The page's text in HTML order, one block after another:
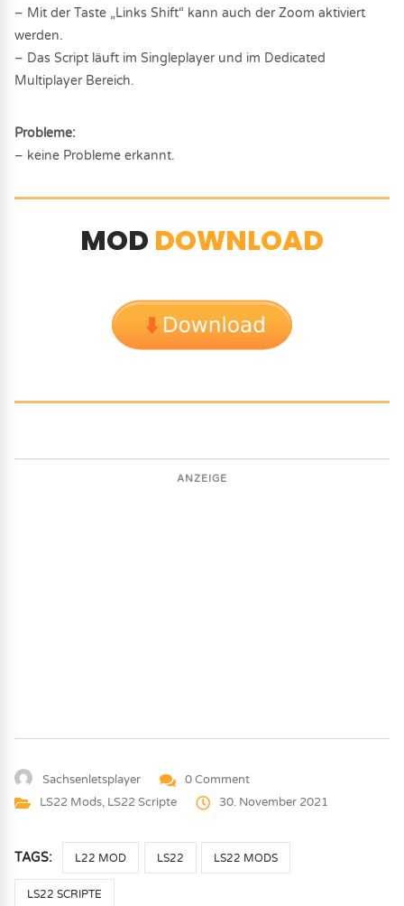
– Mit der Taste „Links Shift“ kann auch der Zoom aktiviert
werden.
– Das Script läuft im Singleplayer und im Dedicated
Multiplayer Bereich.
Probleme:
– keine Probleme erkannt.
MOD DOWNLOAD
ANZEIGE
Sachsenletsplayer
0 Comment
LS22 Mods, LS22 Scripte 30. November 2021
TAGS: L22 MOD LS22 LS22 MODS
LS22 SCRIPTE